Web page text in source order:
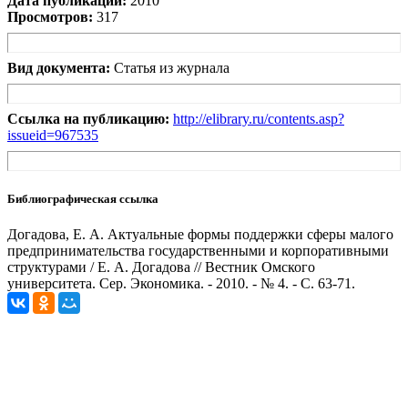
Просмотров: 317
Вид документа: Статья из журнала
Ссылка на публикацию: http://elibrary.ru/contents.asp?
issueid=967535
Библиографическая ссылка
Догадова, Е. А. Актуальные формы поддержки сферы малого
предпринимательства государственными и корпоративными
структурами / Е. А. Догадова // Вестник Омского
университета. Сер. Экономика. - 2010. - № 4. - С. 63-71.